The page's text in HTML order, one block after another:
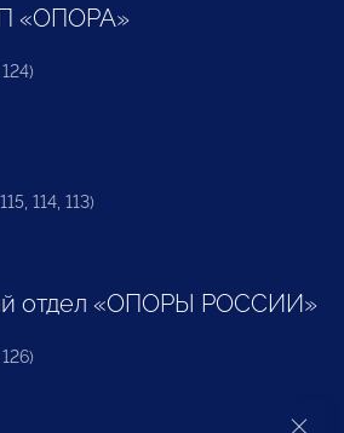
«ОПОРА»
114, 113)
отдел «ОПОРЫ РОССИИ»